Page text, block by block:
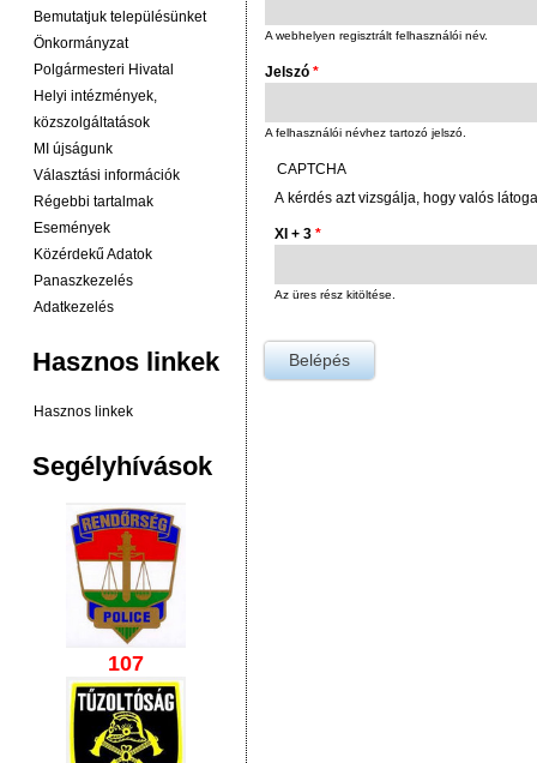
Bemutatjuk településünket
Önkormányzat
Polgármesteri Hivatal
Helyi intézmények,
közszolgáltatások
MI újságunk
Választási információk
Régebbi tartalmak
Események
Közérdekű Adatok
Panaszkezelés
Adatkezelés
Hasznos linkek
Hasznos linkek
Segélyhívások
107
A webhelyen regisztrált felhasználói név.
Jelszó *
A felhasználói névhez tartozó jelszó.
CAPTCHA
A kérdés azt vizsgálja, hogy valós
XI + 3 *
Az üres rész kitöltése.